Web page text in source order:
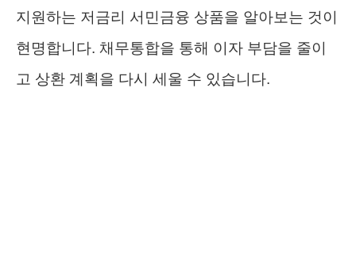
지원하는 저금리 서민금융 상품을 알아보는 것이
현명합니다. 채무통합을 통해 이자 부담을 줄이
고 상환 계획을 다시 세울 수 있습니다.